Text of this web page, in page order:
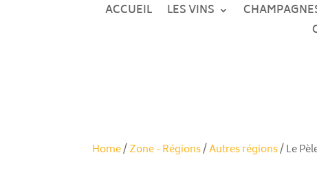
ACCUEIL LES VINS
Home/Zone - Régions/Autres régions/ Le